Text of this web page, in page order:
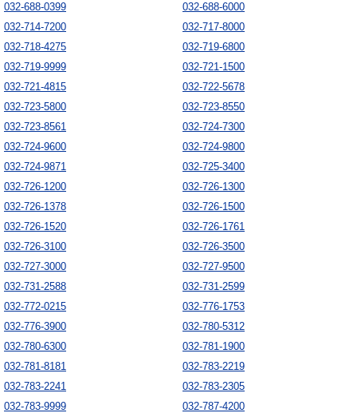
032-688-0399
032-688-6000
032-714-7200
032-717-8000
032-718-4275
032-719-6800
032-719-9999
032-721-1500
032-721-4815
032-722-5678
032-723-5800
032-723-8550
032-723-8561
032-724-7300
032-724-9600
032-724-9800
032-724-9871
032-725-3400
032-726-1200
032-726-1300
032-726-1378
032-726-1500
032-726-1520
032-726-1761
032-726-3100
032-726-3500
032-727-3000
032-727-9500
032-731-2588
032-731-2599
032-772-0215
032-776-1753
032-776-3900
032-780-5312
032-780-6300
032-781-1900
032-781-8181
032-783-2219
032-783-2241
032-783-2305
032-783-9999
032-787-4200